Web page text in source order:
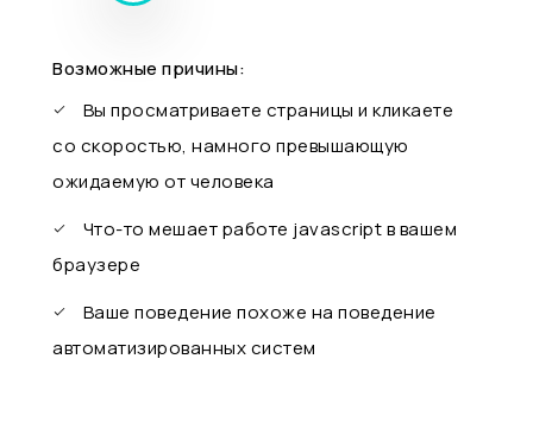
Возможные причины:
Вы просматриваете страницы и кликаете
со скоростью, намного превышающую
ожидаемую от человека
Что-то мешает работе javascript в вашем
браузере
Ваше поведение похоже на поведение
автоматизированных систем